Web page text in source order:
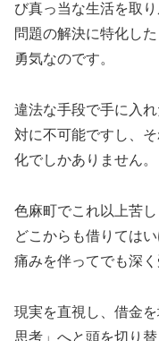
び真っ当な生活を取
問題の解決に特化し
勇気なのです。
違法な手段で手に入
対に不可能ですし、
化でしかありません。
色麻町でこれ以上苦
どこからも借りては
痛みを伴ってでも深
現実を直視し、借金
思考」へと頭を切り